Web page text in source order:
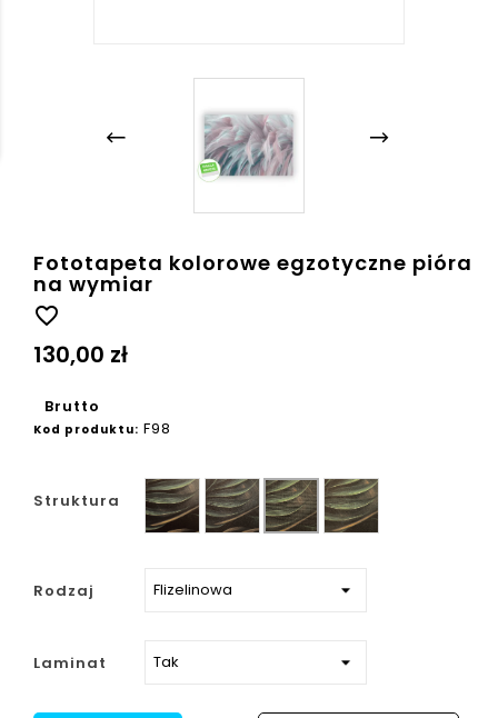
Fototapeta kolorowe egzotyczne pióra
na wymiar
favorite_border
130,00 zł
Brutto
Kod produktu: F98
Struktura
Gładka Ziarno Płótno Beton
strukturalny
Rodzaj
Laminat